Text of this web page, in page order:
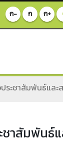
ก- ก ก+
ประชาสัมพันธ์และ
ชาสัมพันธ์